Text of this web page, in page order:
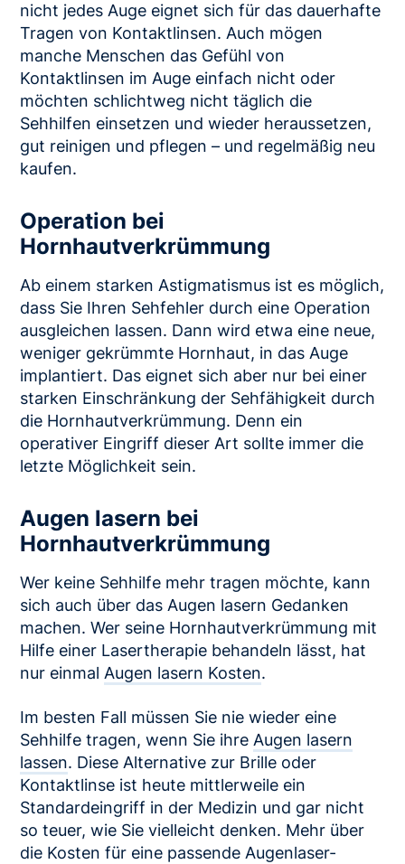
nicht jedes Auge eignet sich für das dauerhafte
Tragen von Kontaktlinsen. Auch mögen
manche Menschen das Gefühl von
Kontaktlinsen im Auge einfach nicht oder
möchten schlichtweg nicht täglich die
Sehhilfen einsetzen und wieder heraussetzen,
gut reinigen und pflegen – und regelmäßig neu
kaufen.
Operation bei
Hornhautverkrümmung
Ab einem starken Astigmatismus ist es möglich,
dass Sie Ihren Sehfehler durch eine Operation
ausgleichen lassen. Dann wird etwa eine neue,
weniger gekrümmte Hornhaut, in das Auge
implantiert. Das eignet sich aber nur bei einer
starken Einschränkung der Sehfähigkeit durch
die Hornhautverkrümmung. Denn ein
operativer Eingriff dieser Art sollte immer die
letzte Möglichkeit sein.
Augen lasern bei
Hornhautverkrümmung
Wer keine Sehhilfe mehr tragen möchte, kann
sich auch über das Augen lasern Gedanken
machen. Wer seine Hornhautverkrümmung mit
Hilfe einer Lasertherapie behandeln lässt, hat
nur einmal Augen lasern Kosten.
Im besten Fall müssen Sie nie wieder eine
Sehhilfe tragen, wenn Sie ihre Augen lasern
lassen. Diese Alternative zur Brille oder
Kontaktlinse ist heute mittlerweile ein
Standardeingriff in der Medizin und gar nicht
so teuer, wie Sie vielleicht denken. Mehr über
die Kosten für eine passende Augenlaser-